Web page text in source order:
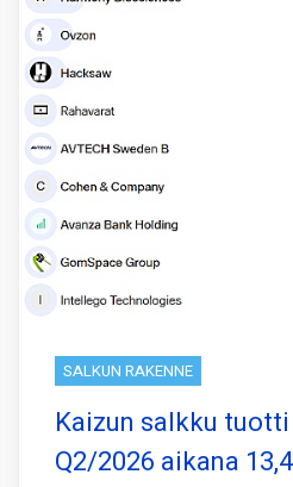
SALKUN RAKENNE
Kaizun salkku
Q2/2026 aikana